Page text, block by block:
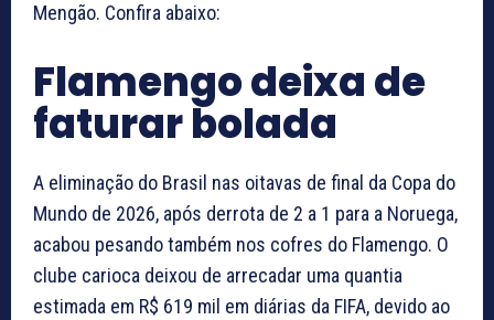
Mengão. Confira abaixo:
Flamengo deixa de
faturar bolada
A eliminação do Brasil nas oitavas de final da Copa do
Mundo de 2026, após derrota de 2 a 1 para a Noruega,
acabou pesando também nos cofres do Flamengo. O
clube carioca deixou de arrecadar uma quantia
estimada em R$ 619 mil em diárias da FIFA, devido ao